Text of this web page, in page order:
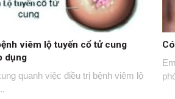
viêm lộ tuyến cổ tử cung
dụng
quanh việc điều trị bệnh viêm lộ